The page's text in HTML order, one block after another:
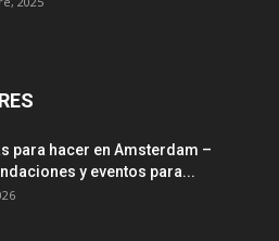
para hacer en Amsterdam –
y eventos para...